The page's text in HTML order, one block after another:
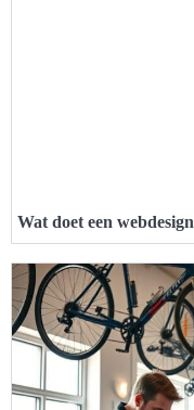
Wat doet een